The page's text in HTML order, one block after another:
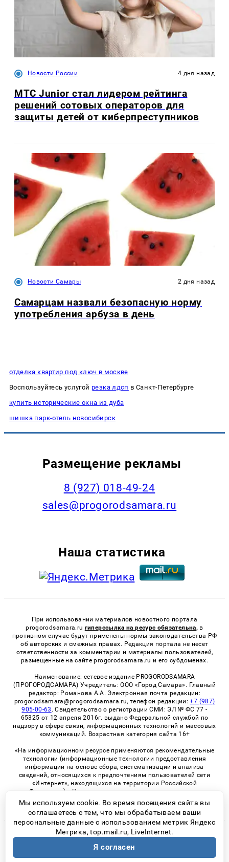
Новости России 4 дня назад
МТС Junior стал лидером рейтинга
решений сотовых операторов для
защиты детей от киберпреступников
Новости Самары 2 дня назад
Самарцам назвали безопасную норму
употребления арбуза в день
отделка квартир под ключ в москве
Воспользуйтесь услугой резка лдсп в Санкт-Петербурге
купить исторические окна из дуба
шишка парк-отель новосибирск
Размещение рекламы
8 (927) 018-49-24
sales@progorodsamara.ru
Наша статистика
При использовании материалов новостного портала
progorodsamara.ru гиперссылка на ресурс обязательна, в
противном случае будут применены нормы законодательства РФ
об авторских и смежных правах. Редакция портала не несет
ответственности за комментарии и материалы пользователей,
размещенные на сайте progorodsamara.ru и его субдоменах.
Наименование: сетевое издание PROGORODSAMARA
(ПРОГОРОДСАМАРА) Учредитель: ООО «Город Самара». Главный
редактор: Романова А.А. Электронная почта редакции:
progorodsamara@progorodsamara.ru, телефон редакции:+7 (987)
905-00-63 . Свидетельство о регистрации СМИ: ЭЛ № ФС 77 -
65325 от 12 апреля 2016г. выдано Федеральной службой по
надзору в сфере связи, информационных технологий и массовых
коммуникаций. Возрастная категория сайта 16+
«На информационном ресурсе применяются рекомендательные
технологии (информационные технологии предоставления
информации на основе сбора, систематизации и анализа
сведений, относящихся к предпочтениям пользователей сети
«Интернет», находящихся на территории Российской
Федерации)». Правила применения рекомендательных
технологий в виджетах рекламно-обменной сети
«СМИ2» (PDF)
© 2026 «ProGorodSamara» | Все права защищены
Возрастная категория сайта 16+
Политика конфиденциальности
Мы используем cookie. Во время посещения сайта вы
соглашаетесь с тем, что мы обрабатываем ваши
персональные данные с использованием метрик Яндекс
Метрика, top.mail.ru, LiveInternet.
Я согласен